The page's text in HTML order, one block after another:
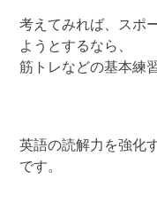
考えてみれば、スポ
ようとするなら、
筋トレなどの基本練
英語の読解力を強化
です。